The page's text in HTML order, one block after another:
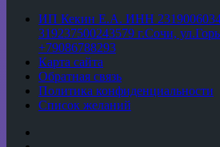
ИП Кекин Е.А. ИНН
319237500243579 г.Сочи,
+79086788293
Карта сайта
Обратная связь
Политика конфиденциальности
Список желаний